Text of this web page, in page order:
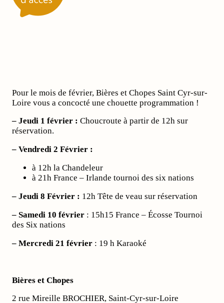
Pour le mois de février, Bières et Chopes Saint Cyr-sur-
Loire vous a concocté une chouette programmation !
– Jeudi 1 février : Choucroute à partir de 12h sur
réservation.
– Vendredi 2 Février :
à 12h la Chandeleur
à 21h France – Irlande tournoi des six nations
– Jeudi 8 Février : 12h Tête de veau sur réservation
– Samedi 10 février : 15h15 France – Écosse Tournoi
des Six nations
– Mercredi 21 février : 19 h Karaoké
Bières et Chopes
2 rue Mireille BROCHIER, Saint-Cyr-sur-Loire